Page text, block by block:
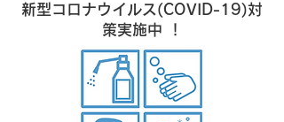
新型コロナウイルス(COVID-19)対
策実施中 ！